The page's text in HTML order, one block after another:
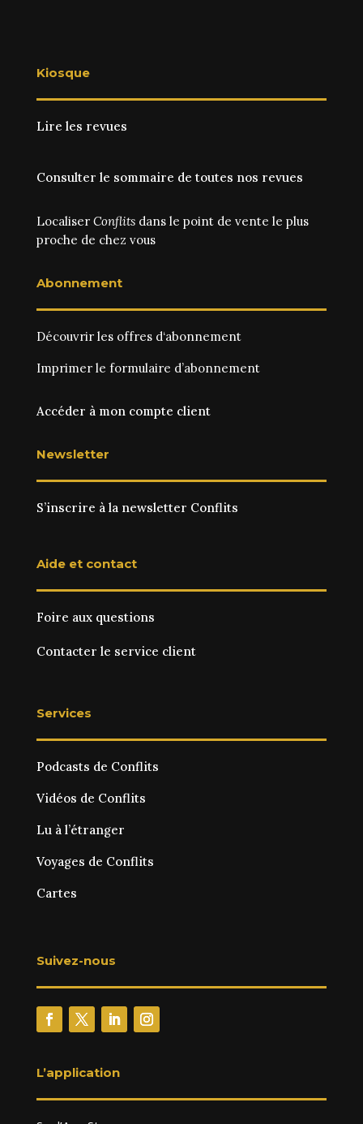
Kiosque
Lire les revues
Consulter le sommaire de toutes nos revues
Localiser Conflitsdans le point de vente le plus
proche de chez vous
Abonnement
Découvrir les offres d‘abonnement
Imprimer le formulaire d’abonnement
Accéder à mon compte client
Newsletter
S’inscrire à la newsletter Conflits
Aide et contact
Foire aux questions
Contacter le service client
Services
Podcasts de Conflits
Vidéos de Conflits
Lu à l’étranger
Voyages de Conflits
Cartes
Suivez-nous
L’application